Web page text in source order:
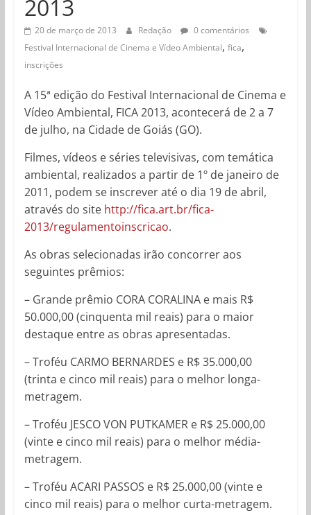
2013
20 de março de 2013 Redação
0 comentários
Festival Internacional de Cinema e Vídeo Ambiental, fica,
inscrições
A 15ª edição do Festival Internacional de Cinema e
Vídeo Ambiental, FICA 2013, acontecerá de 2 a 7
de julho, na Cidade de Goiás (GO).
Filmes, vídeos e séries televisivas, com temática
ambiental, realizados a partir de 1º de janeiro de
2011, podem se inscrever até o dia 19 de abril,
através do site http://fica.art.br/fica-
2013/regulamentoinscricao.
As obras selecionadas irão concorrer aos
seguintes prêmios:
– Grande prêmio CORA CORALINA e mais R$
50.000,00 (cinquenta mil reais) para o maior
destaque entre as obras apresentadas.
– Troféu CARMO BERNARDES e R$ 35.000,00
(trinta e cinco mil reais) para o melhor longa-
metragem.
– Troféu JESCO VON PUTKAMER e R$ 25.000,00
(vinte e cinco mil reais) para o melhor média-
metragem.
– Troféu ACARI PASSOS e R$ 25.000,00 (vinte e
cinco mil reais) para o melhor curta-metragem.